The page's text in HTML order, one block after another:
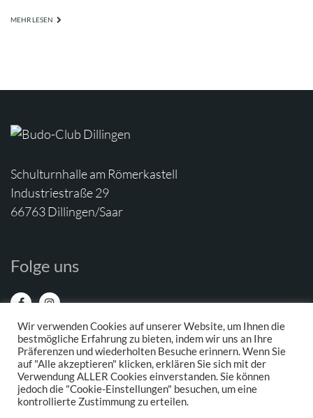
MEHR LESEN
Schulturnhalle am Römerkastell
Industriestraße 29
66763 Dillingen/Saar
Folge uns
IMPRESSUM DATENSCHUTZ
Wir verwenden Cookies auf unserer Website, um Ihnen die
bestmögliche Erfahrung zu bieten, indem wir uns an Ihre
Präferenzen und wiederholten Besuche erinnern. Wenn Sie
auf "Alle akzeptieren" klicken, erklären Sie sich mit der
Verwendung ALLER Cookies einverstanden. Sie können
jedoch die "Cookie-Einstellungen" besuchen, um eine
kontrollierte Zustimmung zu erteilen.